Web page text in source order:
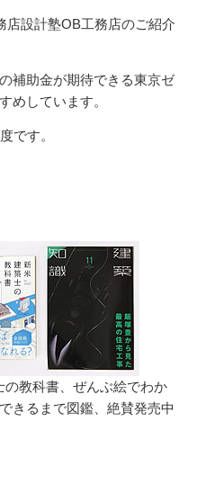
店設計塾OB工務店のご紹介
補助金が期待できる東京ゼ
めしています。
です。
教科書、ぜんぶ絵でわか
きるまで図鑑、絶賛発売中